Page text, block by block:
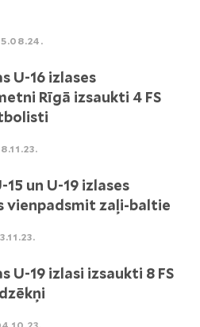
U-16 izlases
Rīgā izsaukti 4 FS
un U-19 izlases
vienpadsmit zaļi-baltie
U-19 izlasi izsaukti 8 FS